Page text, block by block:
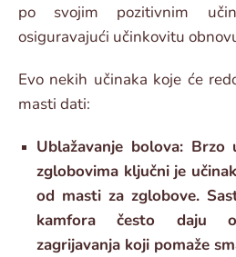
po svojim pozitivnim
osiguravajući učinkovitu
Evo nekih učinaka koje će
masti dati:
Ublažavanje bolova: Brzo
zglobovima ključni je
od masti za zglobove.
kamfora često daju
zagrijavanja koji pomaže